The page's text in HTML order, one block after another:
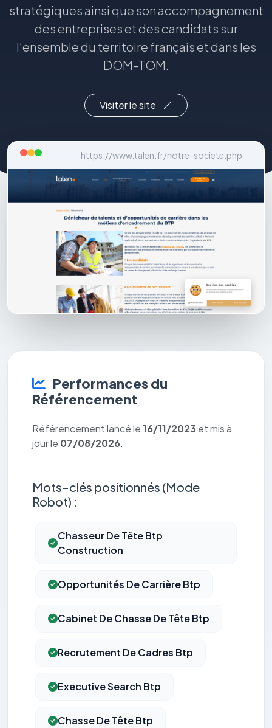
stratégiques ainsi que son accompagnement
des entreprises et des candidats sur
l’ensemble du territoire français et dans les
DOM-TOM.
Visiter le site
https://www.talen.fr/notre-societe.php
Performances du
Référencement
Référencement lancé le16/11/2023 et mis à
jour le 07/08/2026.
Mots-clés positionnés (Mode
Robot) :
Chasseur De Tête Btp
Construction
Opportunités De Carrière Btp
Cabinet De Chasse De Tête Btp
Recrutement De Cadres Btp
Executive Search Btp
Chasse De Tête Btp